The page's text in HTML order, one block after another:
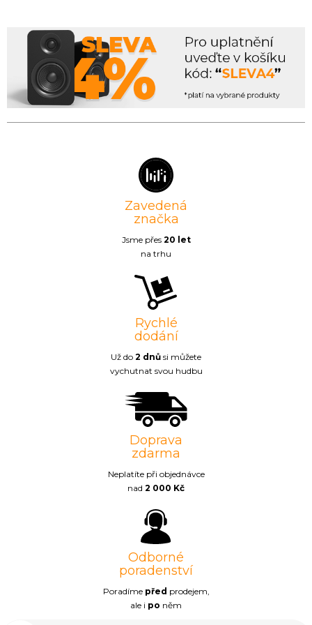
Zavedená
značka
Jsme přes 20 let
na trhu
Rychlé
dodání
Už do 2 dnů si můžete
vychutnat svou hudbu
Doprava
zdarma
Neplatíte při objednávce
nad 2 000 Kč
Odborné
poradenství
Poradíme před prodejem,
ale i po něm